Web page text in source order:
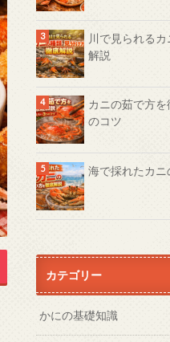
川で見られる
解説
カニの茹で方
のコツ
海で採れたカニ
カテゴリー
かにの基礎知識